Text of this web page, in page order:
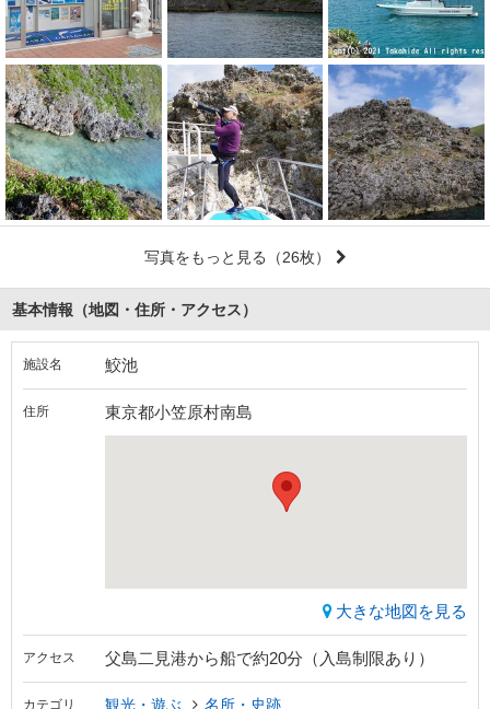
写真をもっと見る （26枚）
基本情報（地図・住所・アクセス）
施設名 鮫池
住所 東京都小笠原村南島
大きな地図を見る
アクセス 父島二見港から船で約20分（入島制限あり）
カテゴリ 観光・遊ぶ 名所・史跡